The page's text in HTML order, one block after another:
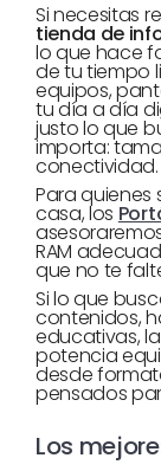
Si necesitas
tienda de
lo que hace
de tu tiempo
equipos,
tu día a día
justo lo que
importa:
conectividad.
Para
casa, los
RAM
que no te
Si lo que
contenidos,
educativas,
potencia
desde
pensados
Los